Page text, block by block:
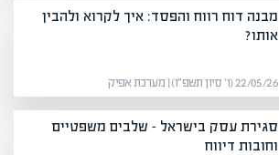
מבנה דוח רווח והפסד: איך לקרוא ולהבין
אותו?
22/05/26 (ו׳ סיון תשפ״ו) | מערכת אפיק
סגירת עסק בישראל – שלבים משפטיים
וחובות דיווח